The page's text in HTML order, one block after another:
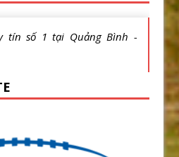
tín số 1 tại Quảng Bình -